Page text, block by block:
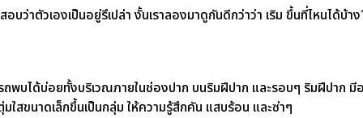
ว่าตัวเองเป็นอยู่รึเปล่า งั้นเราลองมาดูกันดีกว่าว่า เริม ขึ้นที่ไหนได้บ้า
พบได้บ่อยทั้งบริเวณภายในช่องปาก บนริมฝีปาก และรอบๆ ริมฝีปาก มี
ใสขนาดเล็กขึ้นเป็นกลุ่ม ให้ความรู้สึกคัน แสบร้อน และซ่าๆ